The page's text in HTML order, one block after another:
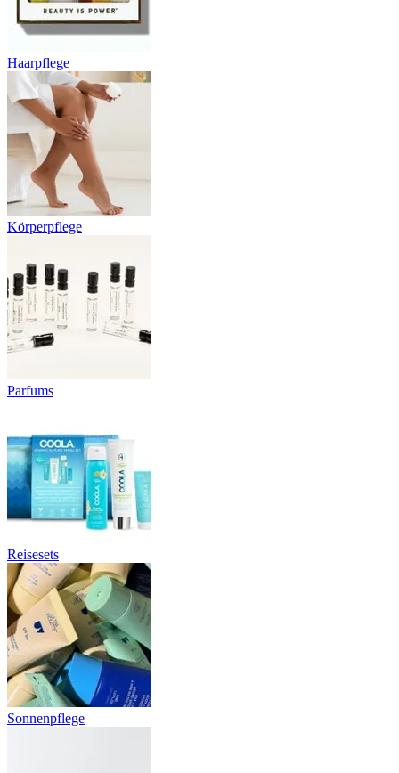
Haarpflege
Körperpflege
Parfums
Reisesets
Sonnenpflege